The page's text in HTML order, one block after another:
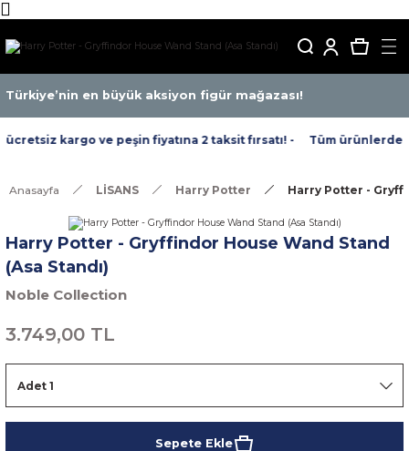
Türkiye’nin en büyük aksiyon figür mağazası!
kargo ve peşin fiyatına 2 taksit fırsatı! - Tüm ürünlerde
Anasayfa LİSANS Harry Potter Harry Potter -
Harry Potter - Gryffindor House Wand Stand
(Asa Standı)
Noble Collection
3.749,00 TL
Sepete Ekle